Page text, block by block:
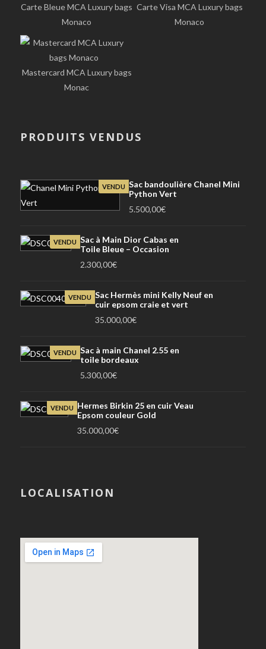
Carte Bleue MCA Luxury bags
Monaco
Carte Visa MCA Luxury bags
Monaco
Mastercard MCA Luxury bags
Monac
PRODUITS VENDUS
VENDU Sac bandoulière Chanel Mini
Python Vert
5.500,00€
VENDU Sac à Main Dior Cabas en
Toile Bleue – Occasion
2.300,00€
VENDU Sac Hermès mini Kelly Neuf en
cuir epsom craie et vert
35.000,00€
VENDU Sac à main Chanel 2.55 en
toile bordeaux
5.300,00€
VENDU
Hermes Birkin 25 en cuir Veau
Epsom couleur Gold
35.000,00€
LOCALISATION